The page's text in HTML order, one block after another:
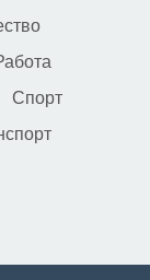
Спорт